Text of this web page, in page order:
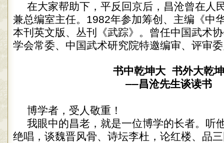
在大家帮助下，平反回京后，昌沧曾在人
兼总编室主任。1982年参加筹创、主编《中
本刊英文版、丛刊《武踪》。曾任中国武术
学会常委、中国武术研究院特邀编审、评审
书中乾坤大 书外大乾坤
——昌沧先生谈读书
博学者，受人敬重！
我眼中的昌老，就是一位博学的长者。听
绝唱，谈魏晋风骨、诗坛李杜，论红楼、品